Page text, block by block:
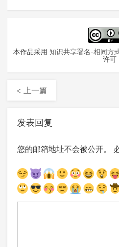
本作品采用 知识共享署名-相同方
许可
< 上一篇
发表回复
您的邮箱地址不会被公开。